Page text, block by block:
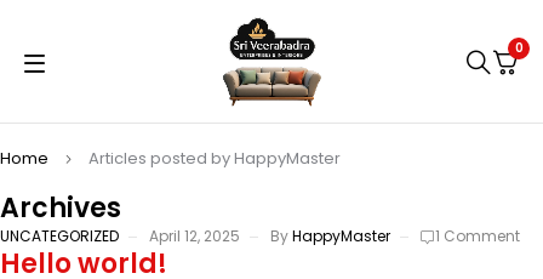
0
Archives
Home Articles posted by HappyMaster
UNCATEGORIZED April 12, 2025 ByHappyMaster 1 Comment
Hello world!